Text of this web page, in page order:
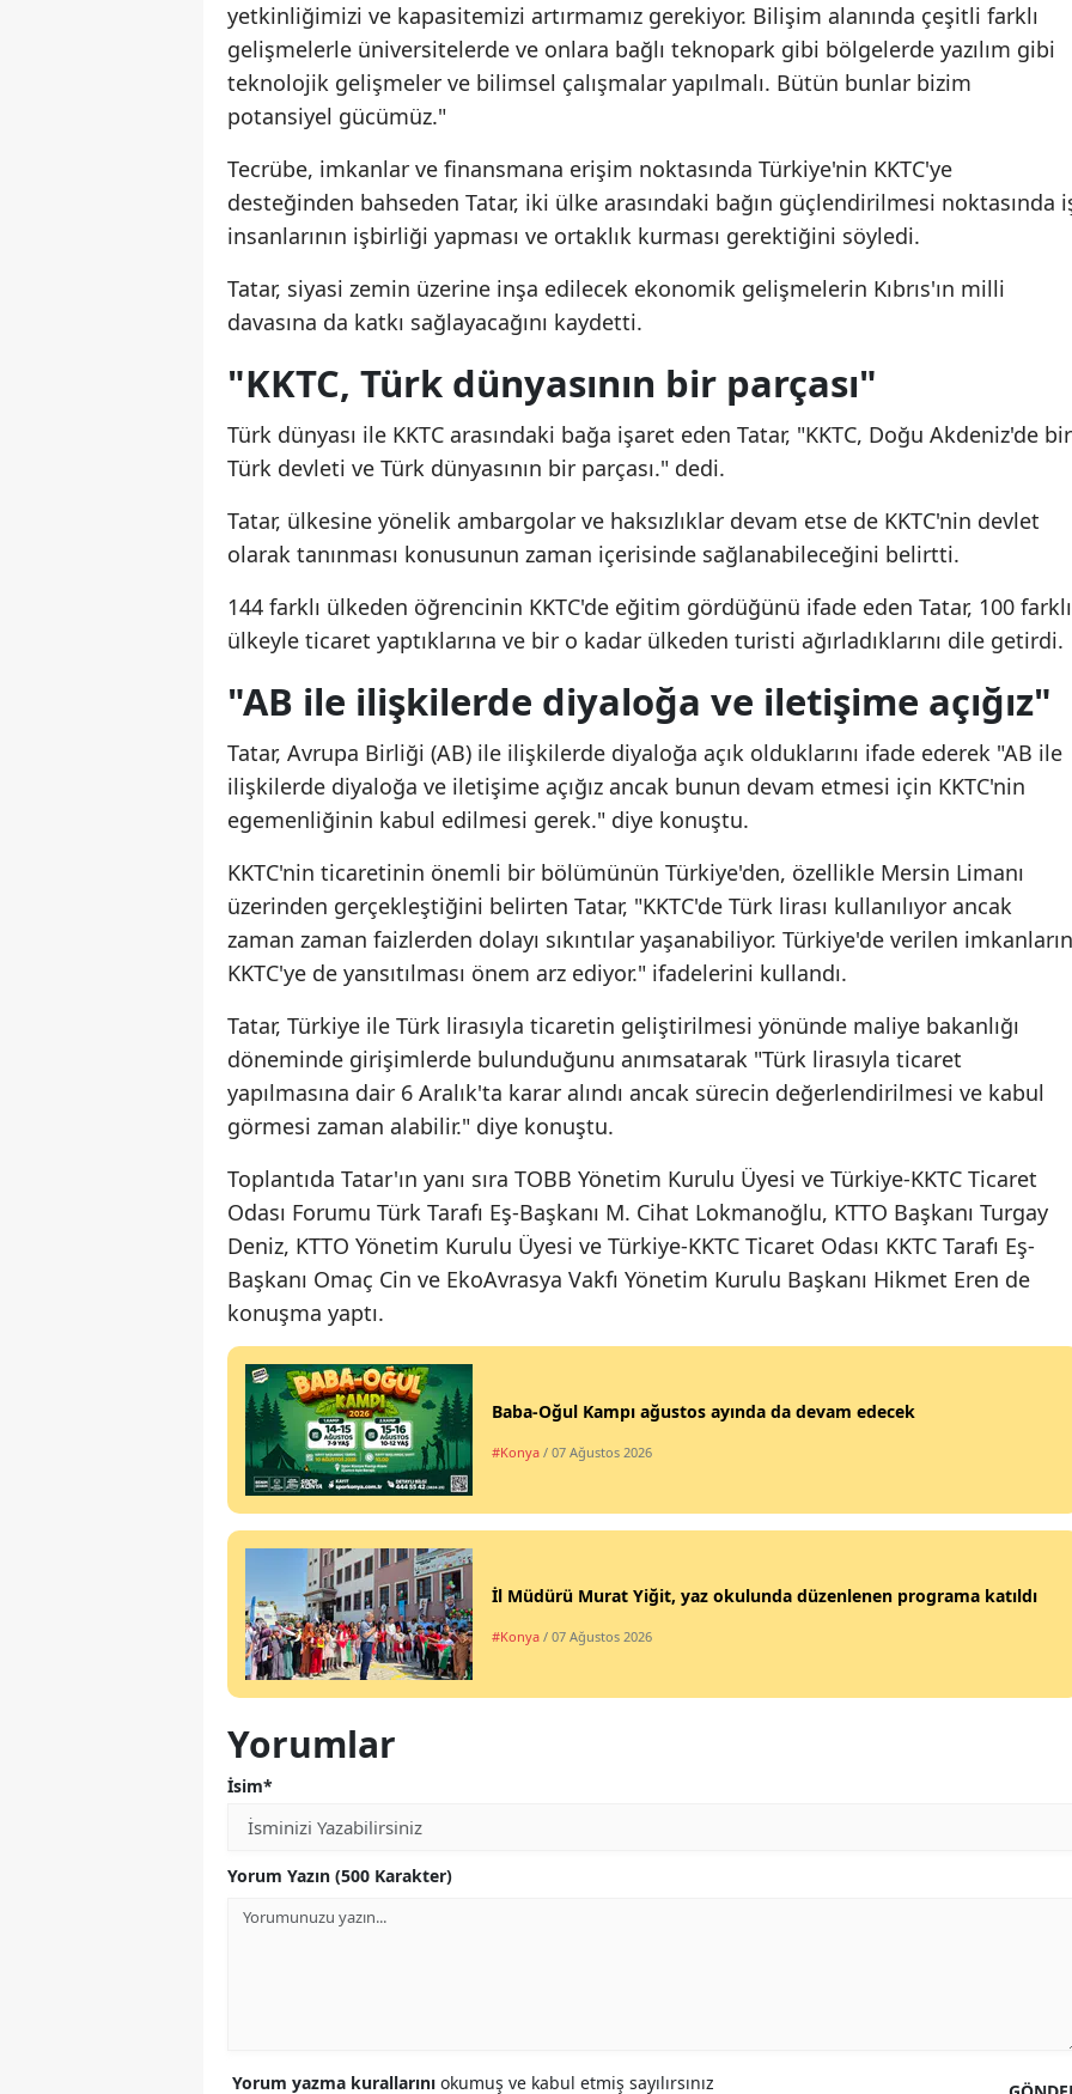
Manisa
Kahramanmaraş
Muğla
Muş
Nevşehir
Ordu
Rize
Samsun
Siirt
Tekirdağ
Tunceli
Şanlıurfa
Uşak
Van
Yozgat
Bayburt
Karaman
Şırnak
Yalova
Kilis
yetkinliğimizi ve kapasitemizi artırmamız gerekiyor. Bilişim alanında çeşitli farklı
gelişmelerle üniversitelerde ve onlara bağlı teknopark gibi bölgelerde yazılım gibi
teknolojik gelişmeler ve bilimsel çalışmalar yapılmalı. Bütün bunlar bizim
potansiyel gücümüz."
Tecrübe, imkanlar ve finansmana erişim noktasında Türkiye'nin KKTC'ye
desteğinden bahseden Tatar, iki ülke arasındaki bağın güçlendirilmesi noktasında
insanlarının işbirliği yapması ve ortaklık kurması gerektiğini söyledi.
Tatar, siyasi zemin üzerine inşa edilecek ekonomik gelişmelerin Kıbrıs'ın milli
davasına da katkı sağlayacağını kaydetti.
"KKTC, Türk dünyasının bir parçası"
Türk dünyası ile KKTC arasındaki bağa işaret eden Tatar, "KKTC, Doğu Akdeniz'de bir
Türk devleti ve Türk dünyasının bir parçası." dedi.
Tatar, ülkesine yönelik ambargolar ve haksızlıklar devam etse de KKTC'nin devlet
olarak tanınması konusunun zaman içerisinde sağlanabileceğini belirtti.
144 farklı ülkeden öğrencinin KKTC'de eğitim gördüğünü ifade eden Tatar, 100 farklı
ülkeyle ticaret yaptıklarına ve bir o kadar ülkeden turisti ağırladıklarını dile getirdi.
"AB ile ilişkilerde diyaloğa ve iletişime açığız"
Tatar, Avrupa Birliği (AB) ile ilişkilerde diyaloğa açık olduklarını ifade ederek "AB ile
ilişkilerde diyaloğa ve iletişime açığız ancak bunun devam etmesi için KKTC'nin
egemenliğinin kabul edilmesi gerek." diye konuştu.
KKTC'nin ticaretinin önemli bir bölümünün Türkiye'den, özellikle Mersin Limanı
üzerinden gerçekleştiğini belirten Tatar, "KKTC'de Türk lirası kullanılıyor ancak
zaman zaman faizlerden dolayı sıkıntılar yaşanabiliyor. Türkiye'de verilen imkanların
KKTC'ye de yansıtılması önem arz ediyor." ifadelerini kullandı.
Tatar, Türkiye ile Türk lirasıyla ticaretin geliştirilmesi yönünde maliye bakanlığı
döneminde girişimlerde bulunduğunu anımsatarak "Türk lirasıyla ticaret
yapılmasına dair 6 Aralık'ta karar alındı ancak sürecin değerlendirilmesi ve kabul
görmesi zaman alabilir." diye konuştu.
Toplantıda Tatar'ın yanı sıra TOBB Yönetim Kurulu Üyesi ve Türkiye-KKTC Ticaret
Odası Forumu Türk Tarafı Eş-Başkanı M. Cihat Lokmanoğlu, KTTO Başkanı Turgay
Deniz, KTTO Yönetim Kurulu Üyesi ve Türkiye-KKTC Ticaret Odası KKTC Tarafı Eş-
Başkanı Omaç Cin ve EkoAvrasya Vakfı Yönetim Kurulu Başkanı Hikmet Eren de
konuşma yaptı.
Baba-Oğul Kampı ağustos ayında da devam edecek
#Konya / 07 Ağustos 2026
İl Müdürü Murat Yiğit, yaz okulunda düzenlenen programa katıldı
#Konya / 07 Ağustos 2026
Yorumlar
İsim*
Yorum Yazın (500 Karakter)
Yorum yazma kurallarını okumuş ve kabul etmiş sayılırsınız